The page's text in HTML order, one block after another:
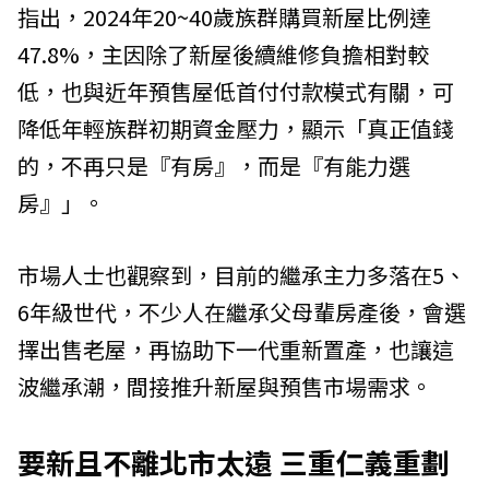
指出，2024年20~40歲族群購買新屋比例達
47.8%，主因除了新屋後續維修負擔相對較
低，也與近年預售屋低首付付款模式有關，可
降低年輕族群初期資金壓力，顯示「真正值錢
的，不再只是『有房』，而是『有能力選
房』」。
市場人士也觀察到，目前的繼承主力多落在5、
6年級世代，不少人在繼承父母輩房產後，會選
擇出售老屋，再協助下一代重新置產，也讓這
波繼承潮，間接推升新屋與預售市場需求。
要新且不離北市太遠 三重仁義重劃